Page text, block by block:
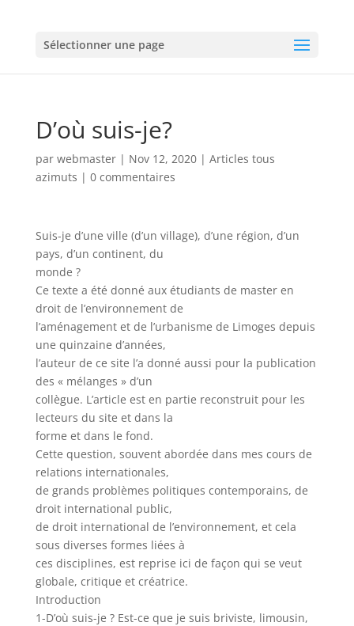
Sélectionner une page
D’où suis-je?
par webmaster| Nov 12, 2020| Articles tous
azimuts | 0 commentaires
Suis-je d’une ville (d’un village), d’une région, d’un
pays, d’un continent, du
monde ?
Ce texte a été donné aux étudiants de master en
droit de l’environnement de
l’aménagement et de l’urbanisme de Limoges depuis
une quinzaine d’années,
l’auteur de ce site l’a donné aussi pour la publication
des « mélanges » d’un
collègue. L’article est en partie reconstruit pour les
lecteurs du site et dans la
forme et dans le fond.
Cette question, souvent abordée dans mes cours de
relations internationales,
de grands problèmes politiques contemporains, de
droit international public,
de droit international de l’environnement, et cela
sous diverses formes liées à
ces disciplines, est reprise ici de façon qui se veut
globale, critique et créatrice.
Introduction
1-D’où suis-je ? Est-ce que je suis briviste, limousin,